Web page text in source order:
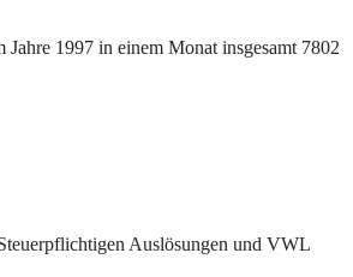
1997 in einem Monat insgesamt 7802
Auslösungen und VWL